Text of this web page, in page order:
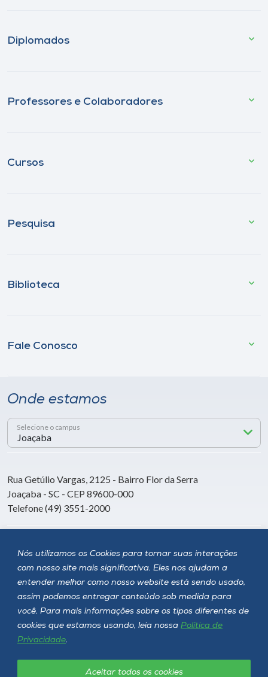
Nós utilizamos os Cookies para tornar suas interações
com nosso site mais significativa. Eles nos ajudam a
entender melhor como nosso website está sendo usado,
assim podemos entregar conteúdo sob medida para
você. Para mais informações sobre os tipos diferentes de
cookies que estamos usando, leia nossa Política de
Privacidade.
Aceitar todos os cookies
Diplomados
Professores e Colaboradores
Cursos
Pesquisa
Biblioteca
Fale Conosco
Onde estamos
Selecione o campus
Rua Getúlio Vargas, 2125 - Bairro Flor da Serra
Joaçaba - SC - CEP 89600-000
Telefone (49) 3551-2000
Siga a Unoesc